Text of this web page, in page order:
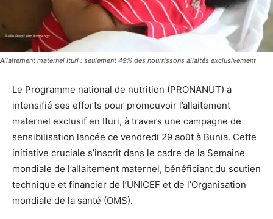
Allaitement maternel Ituri : seulement 49% des nourrissons allaités exclusivement
Le Programme national de nutrition (PRONANUT) a
intensifié ses efforts pour promouvoir l’allaitement
maternel exclusif en Ituri, à travers une campagne de
sensibilisation lancée ce vendredi 29 août à Bunia. Cette
initiative cruciale s’inscrit dans le cadre de la Semaine
mondiale de l’allaitement maternel, bénéficiant du soutien
technique et financier de l’UNICEF et de l’Organisation
mondiale de la santé (OMS).